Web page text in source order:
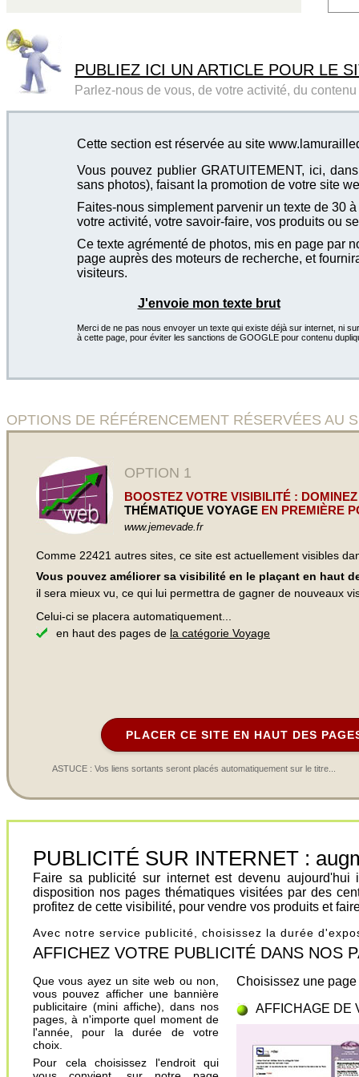
PUBLIEZ ICI UN ARTICLE POUR LE
Parlez-nous de vous, de votre activité, du
Cette section est réservée au site
Vous pouvez publier GRATUITEMENT, ici,
sans photos), faisant la promotion de votre site
Faites-nous simplement parvenir un texte de 30
votre activité, votre savoir-faire, vos produits ou
Ce texte agrémenté de photos, mis en page par
page auprès des moteurs de recherche, et
visiteurs.
J'envoie mon texte brut
Merci de ne pas nous envoyer un texte qui existe déjà sur internet, ni
à cette page, pour éviter les sanctions de GOOGLE pour contenu
OPTIONS DE RÉFÉRENCEMENT RÉSERVÉES AU
OPTION 1
BOOSTEZ VOTRE VISIBILITÉ :
THÉMATIQUE VOYAGE EN PREMIÈRE
www.jemevade.fr
Comme 22421 autres sites, ce site est actuellement visibles
Vous pouvez améliorer sa visibilité en le plaçant en haut
il sera mieux vu, ce qui lui permettra de gagner de nouveaux
Celui-ci se placera automatiquement...
en haut des pages de la catégorie Voyage
PLACER CE SITE EN HAUT DES
ASTUCE : Vos liens sortants seront placés automatiquement sur le titre...
PUBLICITÉ SUR INTERNET :
Faire sa publicité sur internet est devenu
disposition nos pages thématiques visitées par des
profitez de cette visibilité, pour vendre vos produits et
Avec notre service publicité, choisissez la durée
AFFICHEZ VOTRE PUBLICITÉ DANS NOS
Que vous ayez un site web ou non,
vous pouvez afficher une bannière
publicitaire (mini affiche), dans nos
pages, à n'importe quel moment de
l'année, pour la durée de votre
choix.
Pour cela choisissez l'endroit qui
Choisissez une
AFFICHAGE DE